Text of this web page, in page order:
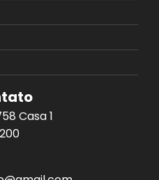
Casa 1